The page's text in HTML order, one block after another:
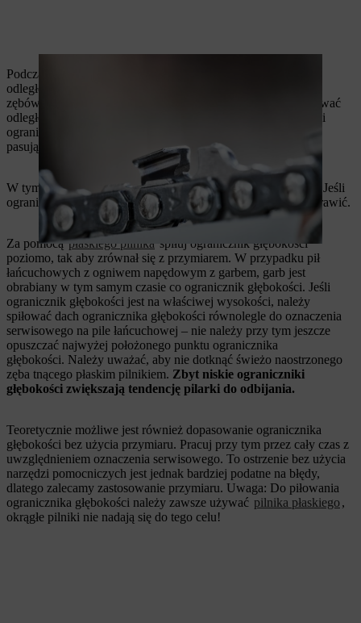
Podczas ostrzenia zębów automatycznie zmniejsza się także
odległość ogranicznika głębokości. Po naostrzeniu wszystkich
zębów tnących należy sprawdzić i w razie potrzeby wyregulować
odległość ogranicznika głębokości. Do sprawdzenia odległości
ogranicznika głębokości należy użyć
pasującego do podziałki piły łańcuchowej.
W tym celu wystarczy położyć przymiar na pile łańcuchowej. Jeśli
ogranicznik głębokości wystaje poza przymiar, należy go poprawić.
Za pomocąpłaskiego pilnika spiłuj ogranicznik głębokości
poziomo, tak aby zrównał się z przymiarem. W przypadku pił
łańcuchowych z ogniwem napędowym z garbem, garb jest
obrabiany w tym samym czasie co ogranicznik głębokości. Jeśli
ogranicznik głębokości jest na właściwej wysokości, należy
spiłować dach ogranicznika głębokości równolegle do oznaczenia
serwisowego na pile łańcuchowej – nie należy przy tym jeszcze
opuszczać najwyżej położonego punktu ogranicznika
głębokości. Należy uważać, aby nie dotknąć świeżo naostrzonego
zęba tnącego płaskim pilnikiem. Zbyt niskie ograniczniki
głębokości zwiększają tendencję pilarki do odbijania.
Teoretycznie możliwe jest również dopasowanie ogranicznika
głębokości bez użycia przymiaru. Pracuj przy tym przez cały czas z
uwzględnieniem oznaczenia serwisowego. To ostrzenie bez użycia
narzędzi pomocniczych jest jednak bardziej podatne na błędy,
dlatego zalecamy zastosowanie przymiaru. Uwaga: Do piłowania
ogranicznika głębokości należy zawsze używać pilnika płaskiego ,
okrągłe pilniki nie nadają się do tego celu!